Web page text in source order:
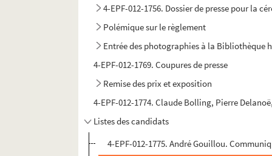
4-EPF-012-1756. Dossier de presse pour la
Polémique sur le règlement
Entrée des photographies à la Bibliothèque
4-EPF-012-1769. Coupures de presse
Remise des prix et exposition
4-EPF-012-1774. Claude Bolling, Pierre
Listes des candidats
4-EPF-012-1775. André Gouillou.